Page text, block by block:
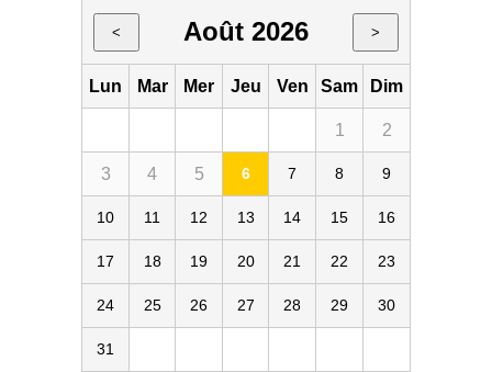
< Août 2026 >
Lun Mar Mer Jeu Ven Sam Dim
1 2
3 4 5 6 7 8 9
10 11 12 13 14 15 16
17 18 19 20 21 22 23
24 25 26 27 28 29 30
31